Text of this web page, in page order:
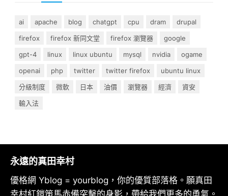
ai apache blog chatgpt cpu dram
drupal
firefox
firefox 新同文堂 firefox 瀏覽器
google
gpt-4
linux linux ubuntu mysql nvidia
ogame
openai
php twitter twitter firefox
ubuntu linux
分級制度
微軟 日本 油價 瀏覽器 經濟
資安
輸入法
永遠的真田幸村
優格網 Yblog = yourblog，你的優質部落格。願真田
幸村紅鎧策馬赤備突擊的身影，帶給我們更多的勇氣。